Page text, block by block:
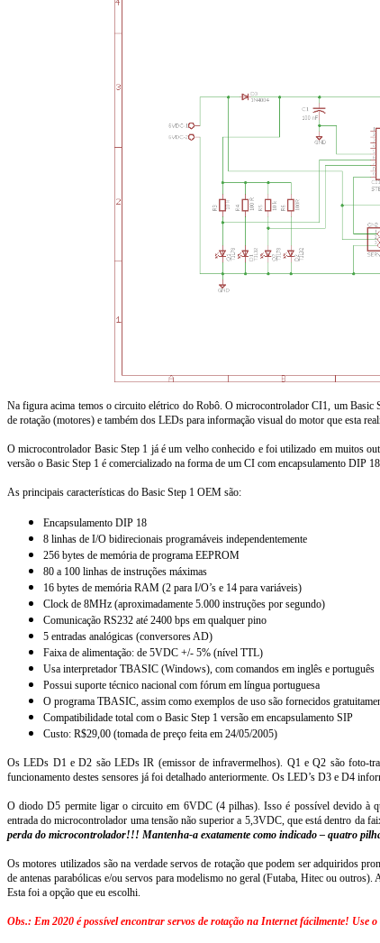
Na figura acima temos o circuito elétrico do Robô. O microcontrolador CI1, um Basic
de rotação (motores) e também dos LEDs para informação visual do motor que esta
O microcontrolador Basic Step 1 já é um velho conhecido e foi utilizado em muitos
versão o Basic Step 1 é comercializado na forma de um CI com encapsulamento DIP
As principais características do Basic Step 1 OEM são:
Encapsulamento DIP 18
8 linhas de I/O bidirecionais programáveis independentemente
256 bytes de memória de programa EEPROM
80 a 100 linhas de instruções máximas
16 bytes de memória RAM (2 para I/O’s e 14 para variáveis)
Clock de 8MHz (aproximadamente 5.000 instruções por segundo)
Comunicação RS232 até 2400 bps em qualquer pino
5 entradas analógicas (conversores AD)
Faixa de alimentação: de 5VDC +/- 5% (nível TTL)
Usa interpretador TBASIC (Windows), com comandos em inglês e português
Possui suporte técnico nacional com fórum em língua portuguesa
O programa TBASIC, assim como exemplos de uso são fornecidos
Compatibilidade total com o Basic Step 1 versão em encapsulamento SIP
Custo: R$29,00 (tomada de preço feita em 24/05/2005)
Os LEDs D1 e D2 são LEDs IR (emissor de infravermelhos). Q1 e Q2 são foto-
funcionamento destes sensores já foi detalhado anteriormente. Os LED’s D3 e D4
O diodo D5 permite ligar o circuito em 6VDC (4 pilhas). Isso é possível devido à
entrada do microcontrolador uma tensão não superior a 5,3VDC, que está dentro da
perda do microcontrolador!!! Mantenha-a exatamente como indicado – quatro
Os motores utilizados são na verdade servos de rotação que podem ser adquiridos
de antenas parabólicas e/ou servos para modelismo no geral (Futaba, Hitec ou
Esta foi a opção que eu escolhi.
Obs.: Em 2020 é possível encontrar servos de rotação na Internet fácilmente! Use